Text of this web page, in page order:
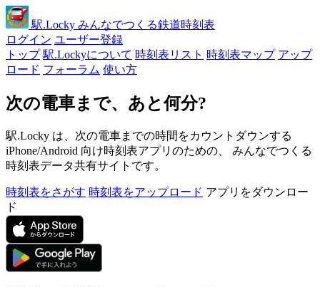
駅.Locky みんなでつくる鉄道時刻表
ログイン ユーザー登録
トップ 駅.Lockyについて 時刻表リスト 時刻表マップ アップ
ロード フォーラム 使い方
次の電車まで、あと何分?
駅.Locky は、次の電車までの時間をカウントダウンする
iPhone/Android 向け時刻表アプリのための、 みんなでつくる
時刻表データ共有サイトです。
時刻表をさがす 時刻表をアップロード アプリをダウンロー
ド